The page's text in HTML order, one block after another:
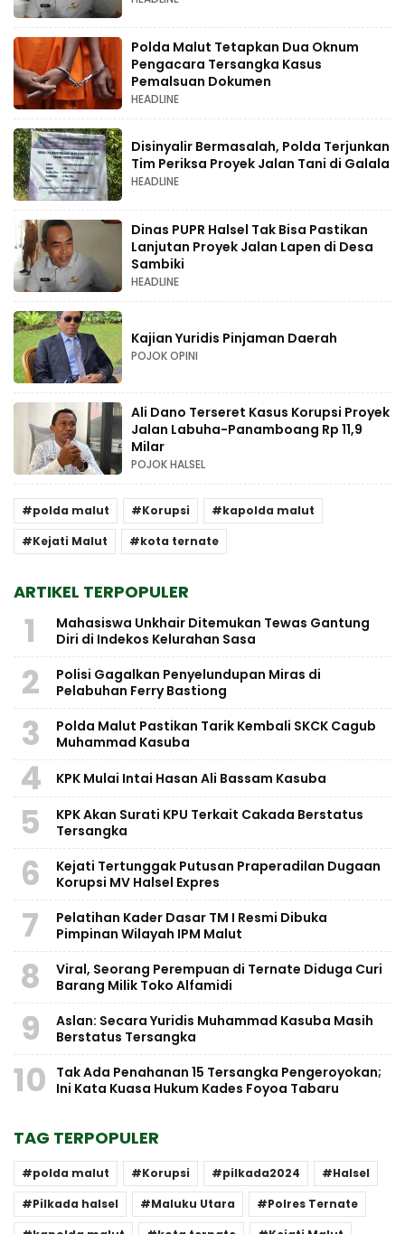
Polda Malut Tetapkan Dua Oknum
Pengacara Tersangka Kasus
Pemalsuan Dokumen
HEADLINE
Disinyalir Bermasalah, Polda Terjunkan
Tim Periksa Proyek Jalan Tani di Galala
HEADLINE
Dinas PUPR Halsel Tak Bisa Pastikan
Lanjutan Proyek Jalan Lapen di Desa
Sambiki
HEADLINE
Kajian Yuridis Pinjaman Daerah
POJOK OPINI
Ali Dano Terseret Kasus Korupsi Proyek
Jalan Labuha-Panamboang Rp 11,9
Milar
POJOK HALSEL
polda malut Korupsi
kapolda malut
Kejati Malut
kota ternate
ARTIKEL TERPOPULER
1
Mahasiswa Unkhair Ditemukan Tewas Gantung
Diri di Indekos Kelurahan Sasa
2
Polisi Gagalkan Penyelundupan Miras di
Pelabuhan Ferry Bastiong
3
Polda Malut Pastikan Tarik Kembali SKCK Cagub
Muhammad Kasuba
4 KPK Mulai Intai Hasan Ali Bassam Kasuba
5
KPK Akan Surati KPU Terkait Cakada Berstatus
Tersangka
6
Kejati Tertunggak Putusan Praperadilan Dugaan
Korupsi MV Halsel Expres
7
Pelatihan Kader Dasar TM I Resmi Dibuka
Pimpinan Wilayah IPM Malut
8
Viral, Seorang Perempuan di Ternate Diduga Curi
Barang Milik Toko Alfamidi
9
Aslan: Secara Yuridis Muhammad Kasuba Masih
Berstatus Tersangka
10
Tak Ada Penahanan 15 Tersangka Pengeroyokan;
Ini Kata Kuasa Hukum Kades Foyoa Tabaru
TAG TERPOPULER
polda malut Korupsi pilkada2024
Halsel
Pilkada halsel
Maluku Utara
Polres Ternate